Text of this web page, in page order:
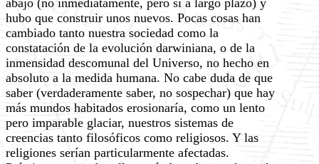
abajo (no inmediatamente, pero sí a largo plazo) y
hubo que construir unos nuevos. Pocas cosas han
cambiado tanto nuestra sociedad como la
constatación de la evolución darwiniana, o de la
inmensidad descomunal del Universo, no hecho en
absoluto a la medida humana. No cabe duda de que
saber (verdaderamente saber, no sospechar) que hay
más mundos habitados erosionaría, como un lento
pero imparable glaciar, nuestros sistemas de
creencias tanto filosóficos como religiosos. Y las
religiones serían particularmente afectadas.